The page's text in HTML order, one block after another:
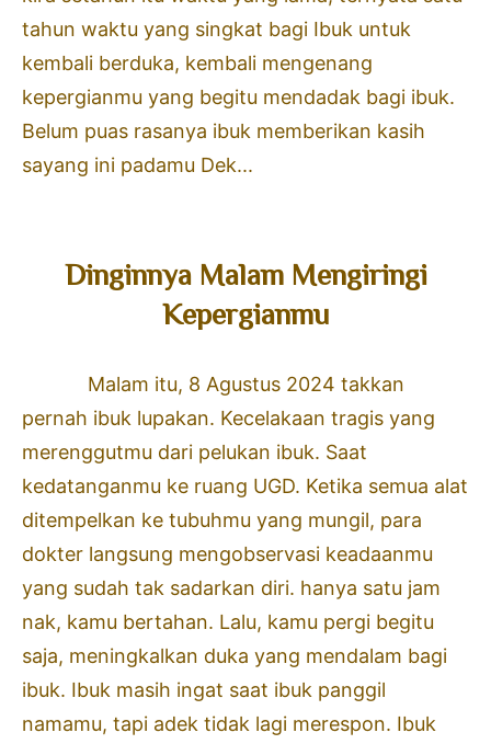
tahun waktu yang singkat bagi Ibuk untuk
kembali berduka, kembali mengenang
kepergianmu yang begitu mendadak bagi ibuk.
Belum puas rasanya ibuk memberikan kasih
sayang ini padamu Dek...
Dinginnya Malam Mengiringi
Kepergianmu
Malam itu, 8 Agustus 2024 takkan
pernah ibuk lupakan. Kecelakaan tragis yang
merenggutmu dari pelukan ibuk. Saat
kedatanganmu ke ruang UGD. Ketika semua alat
ditempelkan ke tubuhmu yang mungil, para
dokter langsung mengobservasi keadaanmu
yang sudah tak sadarkan diri. hanya satu jam
nak, kamu bertahan. Lalu, kamu pergi begitu
saja, meningkalkan duka yang mendalam bagi
ibuk. Ibuk masih ingat saat ibuk panggil
namamu, tapi adek tidak lagi merespon. Ibuk